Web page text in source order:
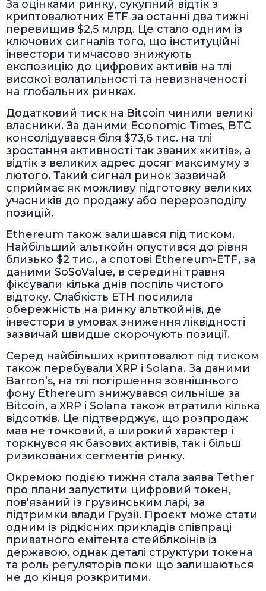
За оцінками ринку, сукупний відтік з
криптовалютних ETF за останні два тижні
перевищив $2,5 млрд. Це стало одним із
ключових сигналів того, що інституційні
інвестори тимчасово знижують
експозицію до цифрових активів на тлі
високої волатильності та невизначеності
на глобальних ринках.
Додатковий тиск на Bitcoin чинили великі
власники. За даними Economic Times, BTC
консолідувався біля $73,6 тис. на тлі
зростання активності так званих «китів», а
відтік з великих адрес досяг максимуму з
лютого. Такий сигнал ринок зазвичай
сприймає як можливу підготовку великих
учасників до продажу або перерозподілу
позицій.
Ethereum також залишався під тиском.
Найбільший альткойн опустився до рівня
близько $2 тис., а спотові Ethereum-ETF, за
даними SoSoValue, в середині травня
фіксували кілька днів поспіль чистого
відтоку. Слабкість ETH посилила
обережність на ринку альткойнів, де
інвестори в умовах зниження ліквідності
зазвичай швидше скорочують позиції.
Серед найбільших криптовалют під тиском
також перебували XRP і Solana. За даними
Barron’s, на тлі погіршення зовнішнього
фону Ethereum знижувався сильніше за
Bitcoin, а XRP і Solana також втратили кілька
відсотків. Це підтверджує, що розпродаж
мав не точковий, а широкий характер і
торкнувся як базових активів, так і більш
ризикованих сегментів ринку.
Окремою подією тижня стала заява Tether
про плани запустити цифровий токен,
пов'язаний із грузинським ларі, за
підтримки влади Грузії. Проєкт може стати
одним із рідкісних прикладів співпраці
приватного емітента стейблкоінів із
державою, однак деталі структури токена
та роль регуляторів поки що залишаються
не до кінця розкритими.